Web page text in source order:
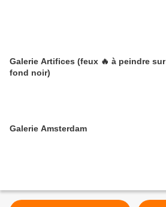
Galerie Artifices (feux 🔥 à peindre sur
fond noir)
Galerie Amsterdam